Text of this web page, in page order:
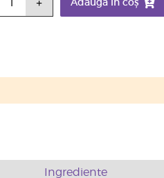
Adaugă în coș
Ingrediente